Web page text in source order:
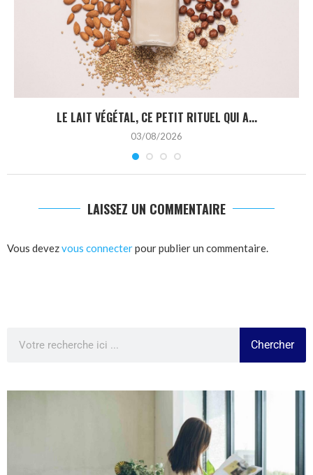
LE LAIT VÉGÉTAL, CE PETIT RITUEL QUI A...
03/08/2026
LAISSEZ UN COMMENTAIRE
Vous devezvous connecterpour publier un commentaire.
Chercher